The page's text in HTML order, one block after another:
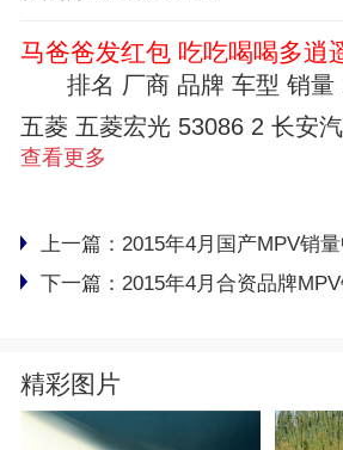
马爸爸发红包 吃吃喝喝多逍
排名 厂商 品牌 车型 销量
五菱 五菱宏光 53086 2 长安
查看更多
上一篇： 2015年4月国产MPV销量中型
下一篇： 2015年4月合资品牌MPV销量中
精彩图片